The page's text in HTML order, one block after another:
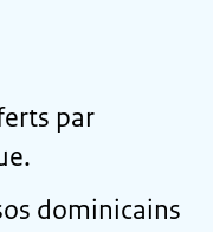
par
dominicains